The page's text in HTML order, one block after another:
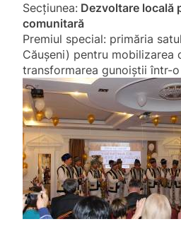
Secțiunea: Dezvoltare locală
comunitară
Premiul special: primăria
Căușeni) pentru mobilizarea
transformarea gunoiștii într-